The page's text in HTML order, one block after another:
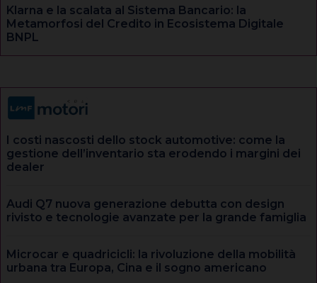
Klarna e la scalata al Sistema Bancario: la
Metamorfosi del Credito in Ecosistema Digitale
BNPL
I costi nascosti dello stock automotive: come la
gestione dell’inventario sta erodendo i margini dei
dealer
Audi Q7 nuova generazione debutta con design
rivisto e tecnologie avanzate per la grande famiglia
Microcar e quadricicli: la rivoluzione della mobilità
urbana tra Europa, Cina e il sogno americano